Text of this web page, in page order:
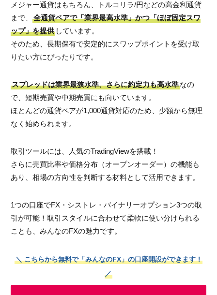
メジャー通貨はもちろん、トルコリラ/円などの高金利通貨
まで、全通貨ペアで「業界最高水準」かつ「ほぼ固定スワ
ップ」を提供 しています。
そのため、長期保有で安定的にスワップポイントを受け取
りたい方にぴったりです。
スプレッドは業界最狭水準、さらに約定力も高水準なの
で、短期売買や中期売買にも向いています。
ほとんどの通貨ペアが1,000通貨対応のため、少額から無理
なく始められます。
取引ツールには、人気のTradingViewを搭載！
さらに売買比率や価格分布（オープンオーダー）の機能も
あり、相場の方向性を判断する材料として活用できます。
1つの口座でFX・シストレ・バイナリーオプション3つの取
引が可能！取引スタイルに合わせて柔軟に使い分けられる
ことも、みんなのFXの魅力です。
＼ こちらから無料で「みんなのFX」の口座開設ができます！
／